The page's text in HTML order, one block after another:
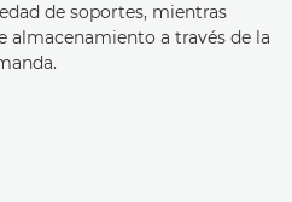
de soportes, mientras
almacenamiento a través de la